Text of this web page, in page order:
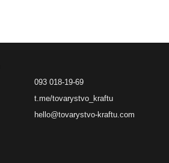
093 018-19-69
t.me/tovarystvo_kraftu
hello@tovarystvo-kraftu.com